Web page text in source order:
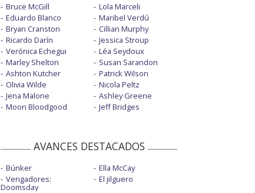
Bruce McGill
Eduardo Blanco
Bryan Cranston
Ricardo Darín
Verónica Echegui
Marley Shelton
Ashton Kutcher
Olivia Wilde
Jena Malone
Moon Bloodgood
Lola Marceli
Maribel Verdú
Cillian Murphy
Jessica Stroup
Léa Seydoux
Susan Sarandon
Patrick Wilson
Nicola Peltz
Ashley Greene
Jeff Bridges
AVANCES DESTACADOS
Búnker
Vengadores:
Doomsday
Ella McCay
El jilguero